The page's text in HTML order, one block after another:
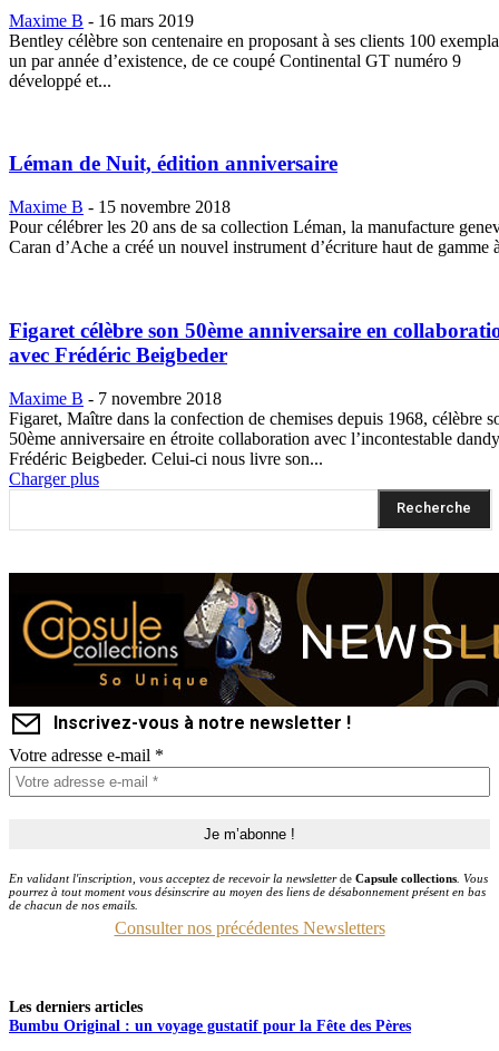
Maxime B - 16 mars 2019
Bentley célèbre son centenaire en proposant à ses clients 100
un par année d’existence, de ce coupé Continental GT numéro 9
développé et...
Léman de Nuit, édition anniversaire
Maxime B - 15 novembre 2018
Pour célébrer les 20 ans de sa collection Léman, la manufacture
Caran d’Ache a créé un nouvel instrument d’écriture haut de gamme
Figaret célèbre son 50ème anniversaire en
avec Frédéric Beigbeder
Maxime B - 7 novembre 2018
Figaret, Maître dans la confection de chemises depuis 1968, célèbre
50ème anniversaire en étroite collaboration avec l’incontestable dandy
Frédéric Beigbeder. Celui-ci nous livre son...
Charger plus
Recherche
Inscrivez-vous à notre newsletter !
Votre adresse e-mail *
En validant l'inscription, vous acceptez de recevoir la newsletterde Capsule collections . Vous
pourrez à tout moment vous désinscrire au moyen des liens de désabonnement présent en bas
de chacun de nos emails.
Consulter nos précédentes Newsletters
Les derniers articles
Bumbu Original : un voyage gustatif pour la Fête des Pères